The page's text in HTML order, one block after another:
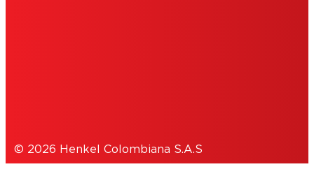
© 2026 Henkel Colombiana S.A.S